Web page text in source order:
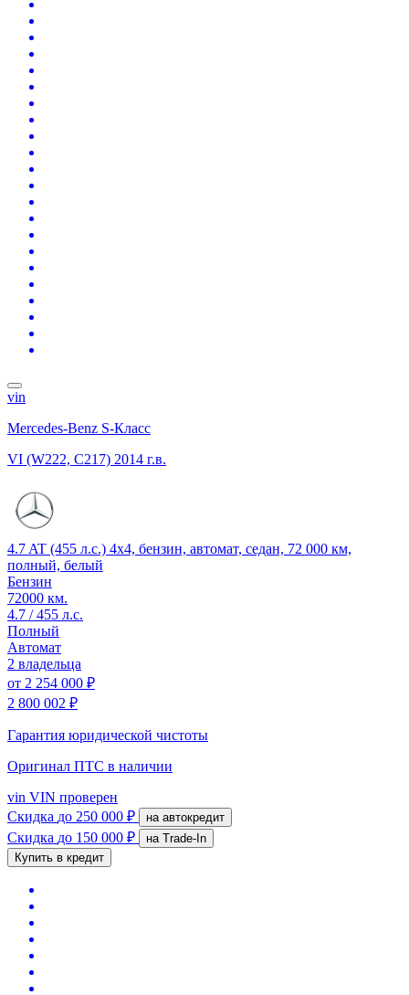
vin
Mercedes-Benz S-Класс
VI (W222, C217) 2014 г.в.
4.7 AT (455 л.с.) 4x4, бензин, автомат, седан, 72 000 км,
полный, белый
Бензин
72000 км.
4.7 / 455 л.с.
Полный
Автомат
2 владельца
от 2 254 000 ₽
2 800 002 ₽
Гарантия юридической чистоты
Оригинал ПТС в наличии
vin VIN проверен
Скидка до 250 000 ₽ на автокредит
Скидка до 150 000 ₽
на Trade-In
Купить в кредит